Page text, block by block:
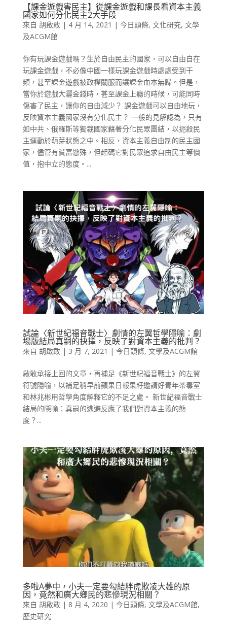
【課金遊戲害民主】從課金遊戲和課長看資本主義
國家如何分化民主2大手段
來自 胡啟敢| 4 月 14, 2021 | 今日頭條, 文化研究, 文學
及ACGM館
你有玩課金遊戲嗎？生於自由民主的國家，可以自由自在
玩課金遊戲，不必像中國一樣玩課金遊戲時處處受到干
頻，甚至課金遊戲被政權關服而讓課金血本無歸。但是，
當你於遊戲大灑金錢時，甚至課金上癮的時候，可能同時
傷害了民主，讓你的自由減少？ 課金遊戲可以自由地玩，
反映資本主義國家沒有分化民主？ 一般的見解認為，只有
如中共、俄羅斯等獨裁國家藉著分化民眾團結，以扼殺民
主運動於萌芽狀態之中。相反，資本主義自由制的民主國
家，儘管有貧富懸殊，但起碼它對民眾追求自由民主等價
值，抱中立的態度。...
試論〈新世紀福音戰士〉劇情的左翼哲學隱喻：劇
場版結局真嗣的抉擇，反映了對資本主義的批判？
來自 胡啟敢| 3 月 7, 2021 | 今日頭條, 文學及ACGM館
啟敢承接上回的文章，再補足《新世紀福音戰士》的左翼
符號隱喻，以補足稍早前蘋果日報果籽邀請好青年茶毒室
和林兆彬用哲學角度解釋它的不足之處。 新世紀福音戰士
結局的隱喻：真嗣的逃避反應了我們對資本主義的態
度？...
多啦A夢中，小夫一定要勾結胖虎欺凌大雄的原
因，竟然和廣大鄉民的悲慘現況相關？
來自 胡啟敢| 8 月 4, 2020 | 今日頭條, 文學及ACGM館,
歷史研究